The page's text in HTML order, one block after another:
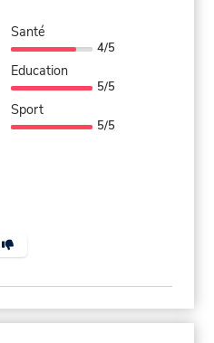
Santé
4/5
Education
5/5
Sport
5/5